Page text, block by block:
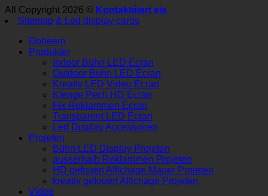
All Copyright 2026 © Kontaktéiert eis
Sitemap & Led display cards
Doheem
Produkter
Indoor Bühn LED Écran
Outdoor Bühn LED Écran
Kreativ LED Video Écran
Klenge Pech HD Écran
Fix Reklammen Écran
Transparent LED Écran
Led Display Accessoiren
Projeten
Bühn LED Display Projeten
ausserhalb Reklammen Projeten
HD gefouert Affichage Mauer Projeten
kreativ gefouert Affichage Projeten
Video